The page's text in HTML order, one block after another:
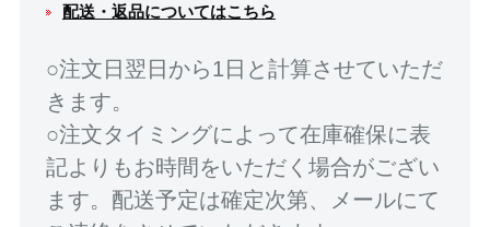
配送・返品についてはこちら
○注文日翌日から1日と計算させていただ
きます。
○注文タイミングによって在庫確保に表
記よりもお時間をいただく場合がござい
ます。配送予定は確定次第、メールにて